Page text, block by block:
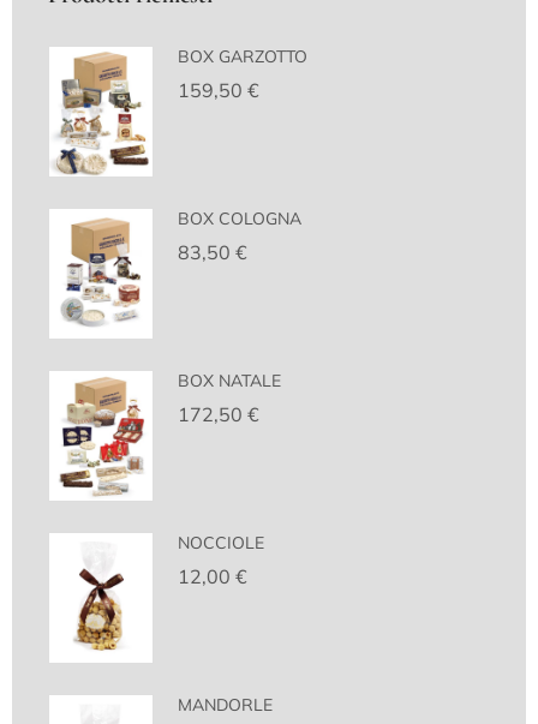
BOX GARZOTTO
159,50€
BOX COLOGNA
83,50€
BOX NATALE
172,50€
NOCCIOLE
12,00€
MANDORLE